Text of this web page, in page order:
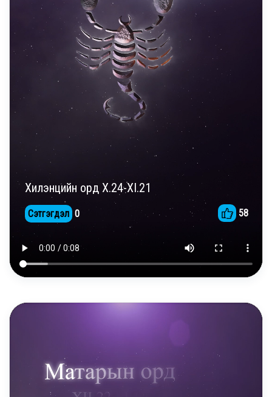
Хилэнцийн орд X.24-XI.21
Сэтгэгдэл 0 58